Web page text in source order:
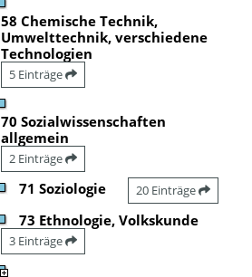
58 Chemische Technik,
Umwelttechnik, verschiedene
Technologien
5 Einträge
70 Sozialwissenschaften
allgemein
2 Einträge
71 Soziologie 20 Einträge
73 Ethnologie, Volkskunde
3 Einträge